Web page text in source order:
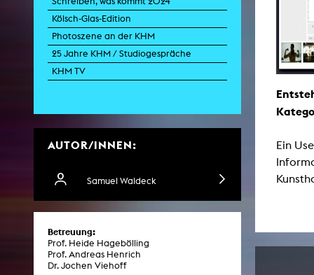
Kölsch-Glas-Edition
Photoszene an der KHM
25 Jahre KHM / Studiogespräche
KHM TV
AUTOR/INNEN:
Samuel Waldeck
Betreuung:
Prof. Heide Hagebölling
Prof. Andreas Henrich
Dr. Jochen Viehoff
Ein